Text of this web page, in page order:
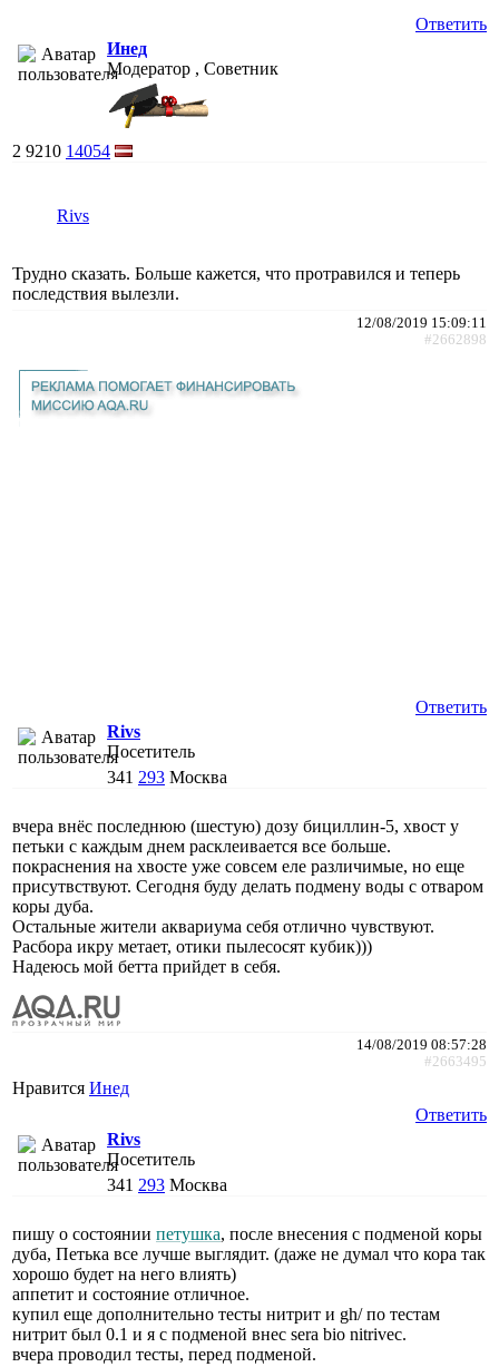
Ответить
Инед
Модератор , Советник
2 9210 14054
Rivs
Трудно сказать. Больше кажется, что протравился и теперь
последствия вылезли.
12/08/2019 15:09:11
#2662898
Ответить
Rivs
Посетитель
341 293 Москва
вчера внёс последнюю (шестую) дозу бициллин-5, хвост у
петьки с каждым днем расклеивается все больше.
покраснения на хвосте уже совсем еле различимые, но еще
присутвствуют. Сегодня буду делать подмену воды с отваром
коры дуба.
Остальные жители аквариума себя отлично чувствуют.
Расбора икру метает, отики пылесосят кубик)))
Надеюсь мой бетта прийдет в себя.
14/08/2019 08:57:28
#2663495
Нравится Инед
Ответить
Rivs
Посетитель
341 293 Москва
пишу о состоянии петушка, после внесения с подменой коры
дуба, Петька все лучше выглядит. (даже не думал что кора так
хорошо будет на него влиять)
аппетит и состояние отличное.
купил еще дополнительно тесты нитрит и gh/ по тестам
нитрит был 0.1 и я с подменой внес sera bio nitrivec.
вчера проводил тесты, перед подменой.